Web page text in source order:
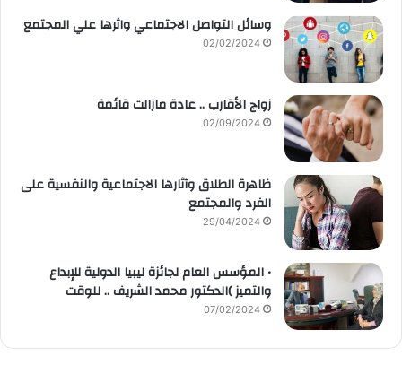
وسائل التواصل الاجتماعي واثرها علي المجتمع
02/02/2024
زواج الأقارب .. عادة مازالت قائمة
02/09/2024
ظاهرة الطلاق وآثارها الاجتماعية والنفسية على
الفرد والمجتمع
29/04/2024
• المؤسس العام لجائزة ليبيا الدولية للإبداع
والتميز )الدكتور محمد الشريف .. للوقت
07/02/2024